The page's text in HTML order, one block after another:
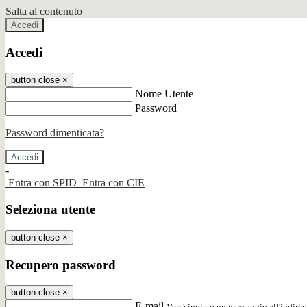
Salta al contenuto
Accedi
Accedi
button close ×
Nome Utente
Password
Password dimenticata?
-
Entra con SPID Entra con CIE
Seleziona utente
button close ×
Recupero password
button close ×